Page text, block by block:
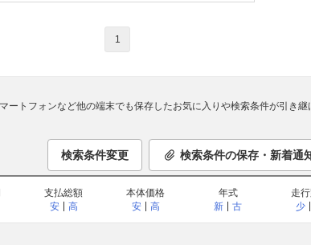
1
ートフォンなど他の端末でも保存したお気に入りや検索条件が引き継
検索条件変更 検索条件の保存・新着通
支払総額
安
高
本体価格
安
高
年式
新
古
走
少